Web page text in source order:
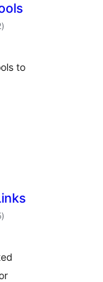
toplam
puan
)
to
toplam
puan
)